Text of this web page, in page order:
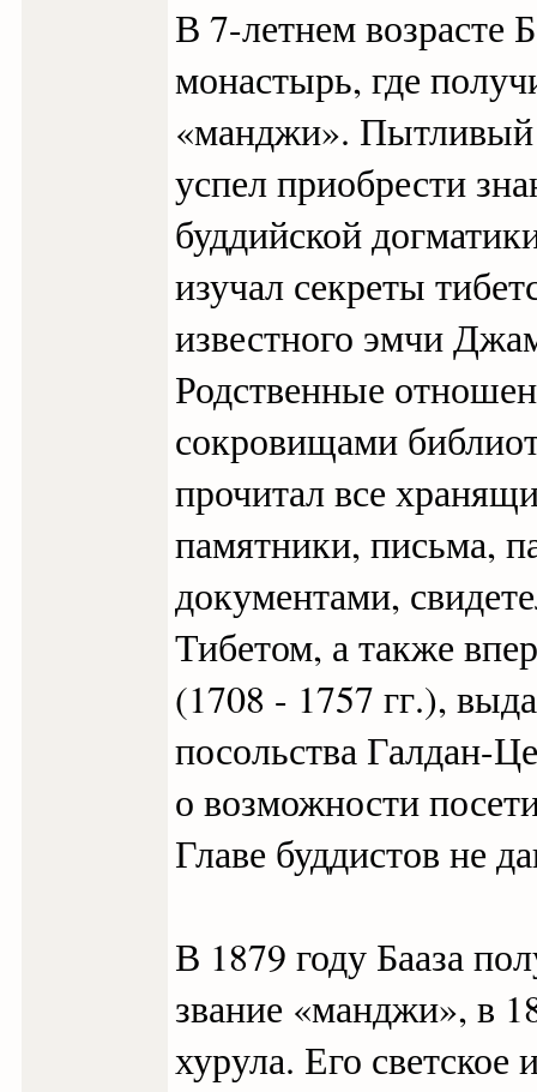
В 7-летнем возрасте
монастырь, где
«манджи». Пытливый
успел приобрести
буддийской
изучал секреты
известного эмчи
Родственные
сокровищами
прочитал все
памятники, письма,
документами,
Тибетом, а также
(1708 - 1757 гг.),
посольства Галдан-
о возможности
Главе буддистов не
В 1879 году Бааза
звание «манджи», в
хурула. Его